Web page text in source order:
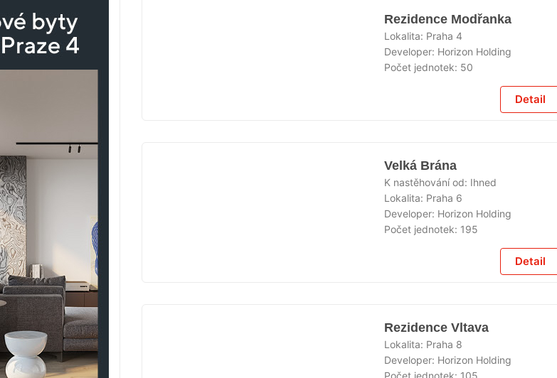
Rezidence Modřanka
Lokalita: Praha 4
Developer: Horizon Holding
Počet jednotek: 50
Detail
Velká Brána
K nastěhování od: Ihned
Lokalita: Praha 6
Developer: Horizon Holding
Počet jednotek: 195
Detail
Rezidence Vltava
Lokalita: Praha 8
Developer: Horizon Holding